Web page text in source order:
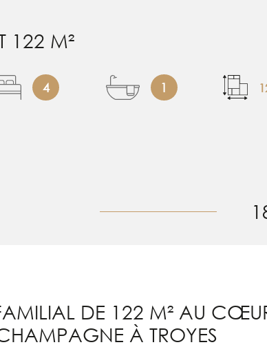
122 M²
4 1
DE 122 M² AU
À TROYES